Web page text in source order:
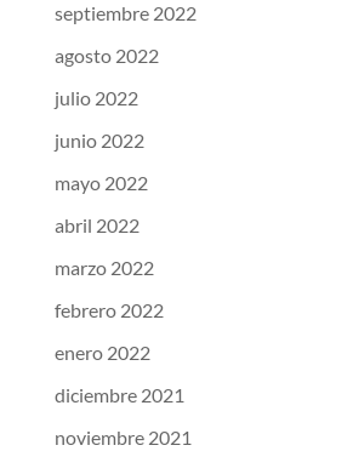
septiembre 2022
agosto 2022
julio 2022
junio 2022
mayo 2022
abril 2022
marzo 2022
febrero 2022
enero 2022
diciembre 2021
noviembre 2021